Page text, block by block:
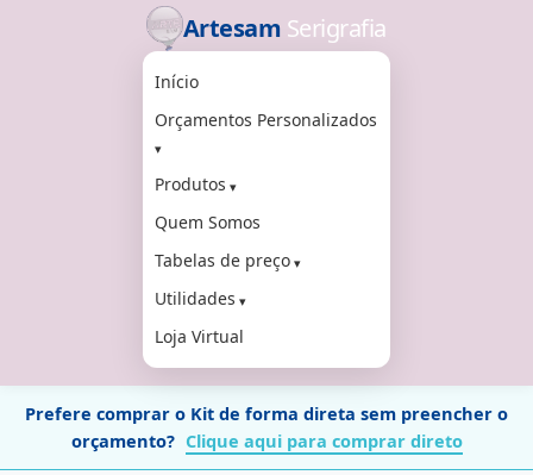
Artesam Serigrafia
Início
Orçamentos Personalizados
Produtos
Quem Somos
Tabelas de preço
Utilidades
Loja Virtual
Prefere comprar o Kit de forma direta sem preencher o
orçamento? Clique aqui para comprar direto